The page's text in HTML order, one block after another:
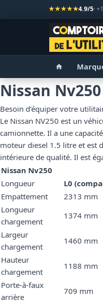
★★★★★4.9/5·
Nissan
Besoin d’équiper votre
Le Nissan NV250 est un
camionnette. Il a une
moteur diesel 1.5 litre et est
intérieure de qualité. Il est
Nissan Nv250
Longueur
L0
Empattement
2313 mm
Longueur
chargement
1374 mm
Largeur
chargement
1460 mm
Hauteur
chargement
1188 mm
Porte-à-faux
arrière
709 mm